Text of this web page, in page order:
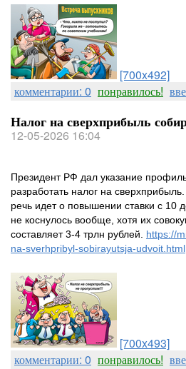
[700x492]
комментарии: 0 понравилось!
Налог на сверхприбыль
12-05-2026 16:04
Президент РФ дал указание
разработать налог на
речь идет о повышении ставки с 10
не коснулось вообще, хотя их
составляет 3-4 трлн рублей.
https://
na-sverhpribyl-sobirayutsja-udvoit.html
[700x493]
комментарии: 0 понравилось!